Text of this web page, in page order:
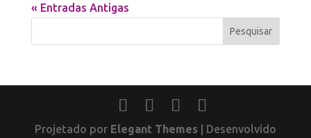
« Entradas Antigas
Projetado por Elegant Themes| Desenvolvido